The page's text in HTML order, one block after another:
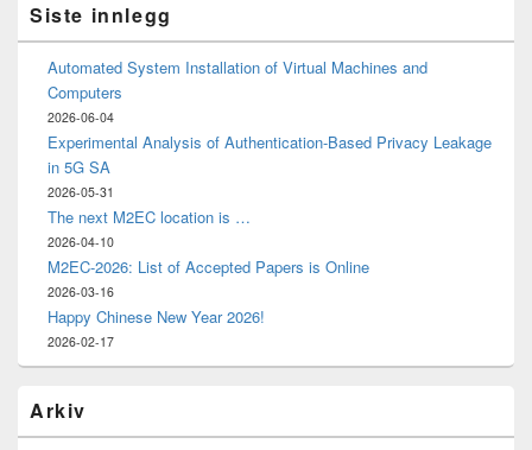
Siste innlegg
Automated System Installation of Virtual Machines and
Computers
2026-06-04
Experimental Analysis of Authentication-Based Privacy Leakage
in 5G SA
2026-05-31
The next M2EC location is …
2026-04-10
M2EC-2026: List of Accepted Papers is Online
2026-03-16
Happy Chinese New Year 2026!
2026-02-17
Arkiv